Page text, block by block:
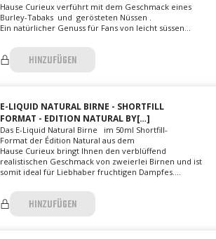
Hause Curieux verführt mit dem Geschmack eines
Burley-Tabaks und gerösteten Nüssen .
Ein natürlicher Genuss für Fans von leicht süssen...
HINZUFÜGEN
E-LIQUID NATURAL BIRNE - SHORTFILL
FORMAT - EDITION NATURAL BY[…]
Das E-Liquid Natural Birne im 50ml Shortfill-
Format der Édition Natural aus dem
Hause Curieux bringt Ihnen den verblüffend
realistischen Geschmack von zweierlei Birnen und ist
somit ideal für Liebhaber fruchtigen Dampfes....
HINZUFÜGEN